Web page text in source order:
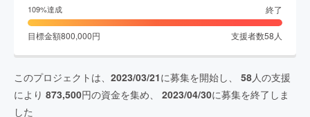
109%達成 終了
目標金額800,000円 支援者数58 人
このプロジェクトは、 2023/03/21に募集を開始し、 58人の支援
により 873,500円の資金を集め、 2023/04/30に募集を終了しま
した